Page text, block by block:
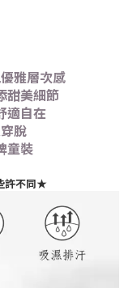
雅層次感
甜美細節
適自在
脫
童裝
許不同★